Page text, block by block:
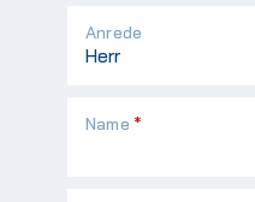
Anrede
Pflichtfeld
Name *